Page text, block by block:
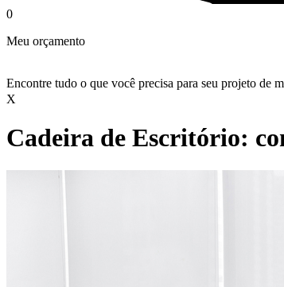
0
Meu orçamento
Encontre tudo o que você precisa para seu projeto de
X
Cadeira de Escritório: